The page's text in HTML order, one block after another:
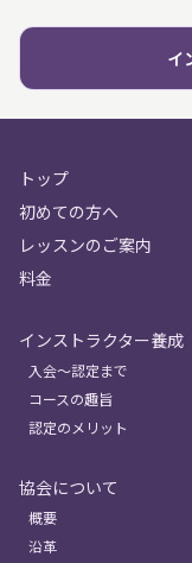
イ
トップ
初めての方へ
レッスンのご案内
料金
インストラクター養成
入会〜認定まで
コースの趣旨
認定のメリット
協会について
概要
沿革